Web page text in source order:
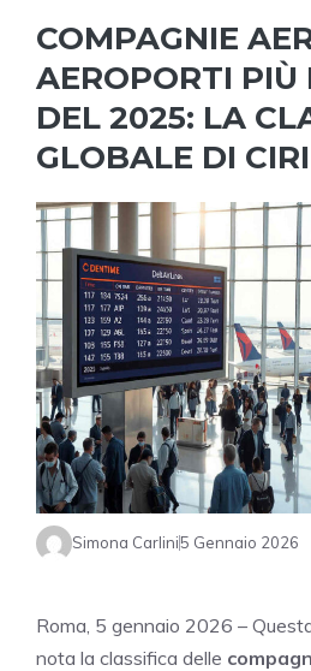
COMPAGNIE
AEROPORTI PIÙ
DEL 2025: LA
GLOBALE DI
Simona Carlini5 Gennaio 2026
Roma, 5 gennaio 2026 –
nota la classifica delle